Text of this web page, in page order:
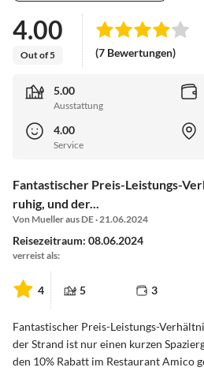
4.00
Out of 5 (7 Bewertungen)
5.00
Ausstattung
4.00
Service
Fantastischer Preis-Leistungs-
ruhig, und der...
Von Mueller aus DE · 21.06.2024
Reisezeitraum: 08.06.2024
verreist als:
4 5 3
Fantastischer Preis-Leistungs-
der Strand ist nur einen kurzen
den 10% Rabatt im Restaurant Amico